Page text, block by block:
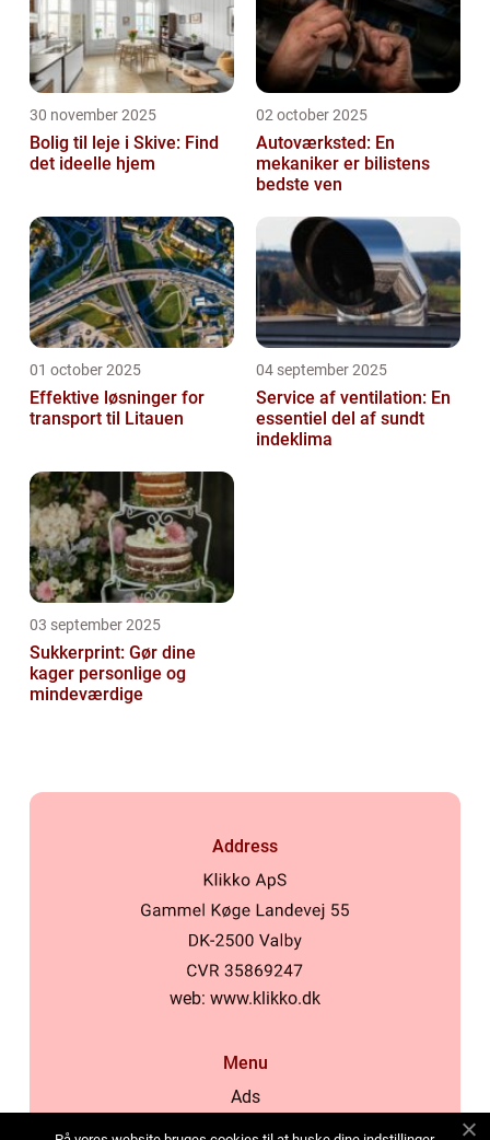
30 november 2025
Bolig til leje i Skive: Find
det ideelle hjem
02 october 2025
Autoværksted: En
mekaniker er bilistens
bedste ven
01 october 2025
Effektive løsninger for
transport til Litauen
04 september 2025
Service af ventilation: En
essentiel del af sundt
indeklima
03 september 2025
Sukkerprint: Gør dine
kager personlige og
mindeværdige
Address
web: www.klikko.dk
Menu
Ads